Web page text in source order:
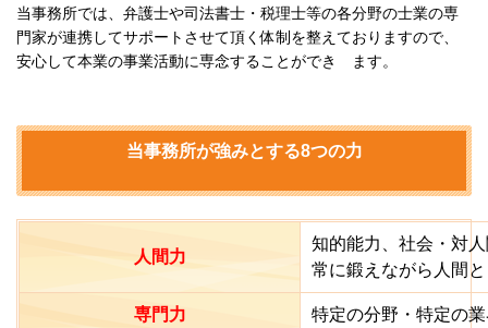
当事務所では、弁護士や司法書士・税理士等の各分野の士業の専
門家が連携してサポートさせて頂く体制を整えておりますので、
安心して本業の事業活動に専念することができ ます。
当事務所が強みとする8つの力
人間力
知的能力、社会・対
常に鍛えながら人間
専門力 特定の分野・特定の